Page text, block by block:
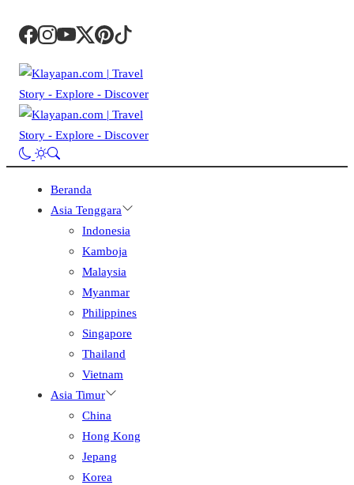
Beranda
Asia Tenggara
Indonesia
Kamboja
Malaysia
Myanmar
Philippines
Singapore
Thailand
Vietnam
Asia Timur
China
Hong Kong
Jepang
Korea